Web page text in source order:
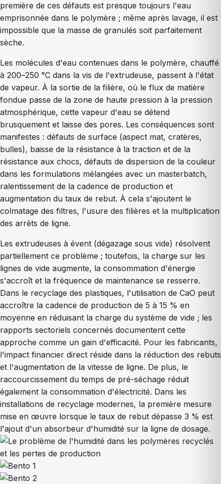
première de ces défauts est presque toujours l'eau
emprisonnée dans le polymère ; même après lavage, il est
impossible que la masse de granulés soit parfaitement
sèche.
Les molécules d'eau contenues dans le polymère, chauffé
à 200–250 °C dans la vis de l'extrudeuse, passent à l'état
de vapeur. À la sortie de la filière, où le flux de matière
fondue passe de la zone de haute pression à la pression
atmosphérique, cette vapeur d'eau se détend
brusquement et laisse des pores. Les conséquences sont
manifestes : défauts de surface (aspect mat, cratères,
bulles), baisse de la résistance à la traction et de la
résistance aux chocs, défauts de dispersion de la couleur
dans les formulations mélangées avec un masterbatch,
ralentissement de la cadence de production et
augmentation du taux de rebut. À cela s'ajoutent le
colmatage des filtres, l'usure des filières et la multiplication
des arrêts de ligne.
Les extrudeuses à évent (dégazage sous vide) résolvent
partiellement ce problème ; toutefois, la charge sur les
lignes de vide augmente, la consommation d'énergie
s'accroît et la fréquence de maintenance se resserre.
Dans le recyclage des plastiques, l'utilisation de CaO peut
accroître la cadence de production de 5 à 15 % en
moyenne en réduisant la charge du système de vide ; les
rapports sectoriels concernés documentent cette
approche comme un gain d'efficacité. Pour les fabricants,
l'impact financier direct réside dans la réduction des rebuts
et l'augmentation de la vitesse de ligne. De plus, le
raccourcissement du temps de pré-séchage réduit
également la consommation d'électricité. Dans les
installations de recyclage modernes, la première mesure
mise en œuvre lorsque le taux de rebut dépasse 3 % est
l'ajout d'un absorbeur d'humidité sur la ligne de dosage.